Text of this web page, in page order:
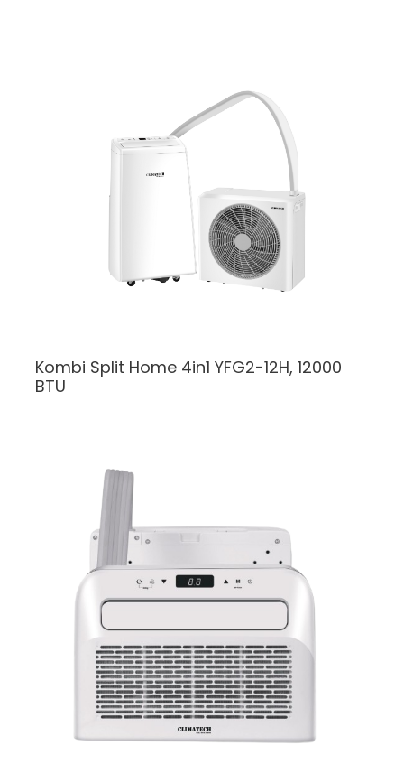
Kombi Split Home 4in1 YFG2-12H, 12000
BTU